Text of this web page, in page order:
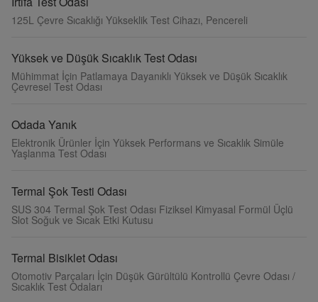
125L Çevre Sıcaklığı Yükseklik Test Cihazı, Pencereli
Yüksek ve Düşük Sıcaklık Test Odası
Mühimmat İçin Patlamaya Dayanıklı Yüksek ve Düşük Sıcaklık
Çevresel Test Odası
Odada Yanık
Elektronik Ürünler İçin Yüksek Performans ve Sıcaklık Simüle
Yaşlanma Test Odası
Termal Şok Testi Odası
SUS 304 Termal Şok Test Odası Fiziksel Kimyasal Formül Üçlü
Slot Soğuk ve Sıcak Etki Kutusu
Termal Bisiklet Odası
Otomotiv Parçaları İçin Düşük Gürültülü Kontrollü Çevre Odası /
Sıcaklık Test Odaları